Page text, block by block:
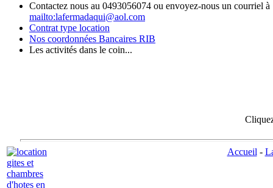
Contactez nous au 0493056074 ou envoyez-nous un courriel à
mailto:lafermadaqui@aol.com
Contrat type location
Nos coordonnées Bancaires RIB
Les activités dans le coin...
Accueil -